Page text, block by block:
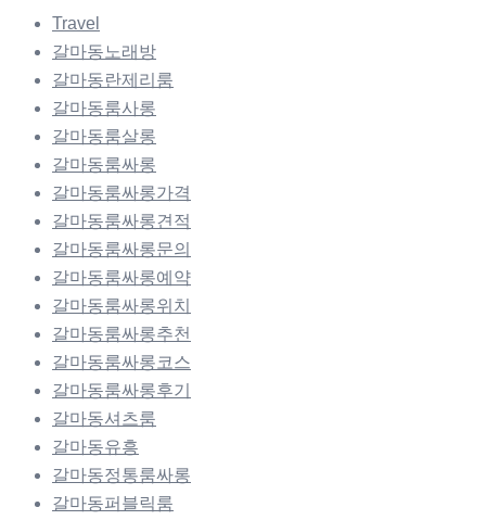
Travel
갈마동노래방
갈마동란제리룸
갈마동룸사롱
갈마동룸살롱
갈마동룸싸롱
갈마동룸싸롱가격
갈마동룸싸롱견적
갈마동룸싸롱문의
갈마동룸싸롱예약
갈마동룸싸롱위치
갈마동룸싸롱추천
갈마동룸싸롱코스
갈마동룸싸롱후기
갈마동셔츠룸
갈마동유흥
갈마동정통룸싸롱
갈마동퍼블릭룸